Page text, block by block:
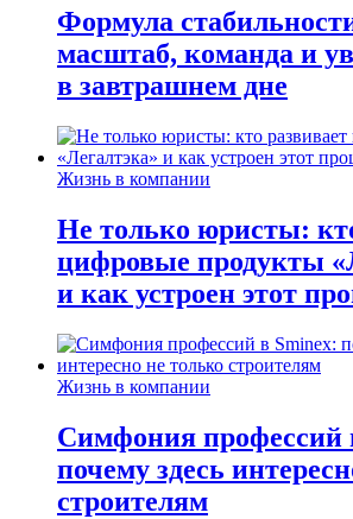
Формула
масштаб, команда и
в завтрашнем дне
Жизнь в компании
Не только юристы:
цифровые продукты
и как устроен этот
Жизнь в компании
Симфония профессий
почему здесь
строителям